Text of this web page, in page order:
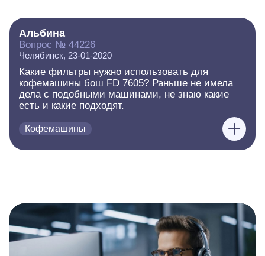
Альбина
Вопрос № 44226
Челябинск, 23-01-2020
Какие фильтры нужно использовать для
кофемашины бош FD 7605? Раньше не имела
дела с подобными машинами, не знаю какие
есть и какие подходят.
Кофемашины